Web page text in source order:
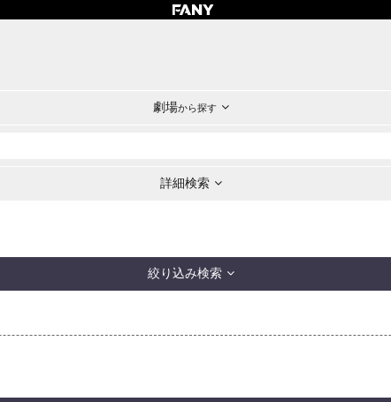
劇場から探す
詳細検索
絞り込み検索